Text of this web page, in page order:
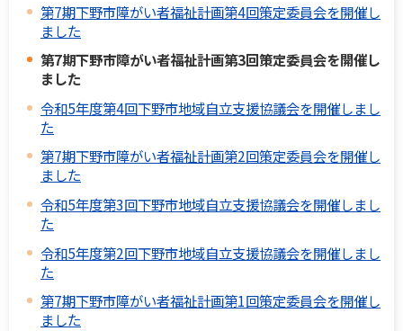
第7期下野市障がい者福祉計画第4回策定委員会を開催し
ました
第7期下野市障がい者福祉計画第3回策定委員会を開催し
ました
令和5年度第4回下野市地域自立支援協議会を開催しまし
た
第7期下野市障がい者福祉計画第2回策定委員会を開催し
ました
令和5年度第3回下野市地域自立支援協議会を開催しまし
た
令和5年度第2回下野市地域自立支援協議会を開催しまし
た
第7期下野市障がい者福祉計画第1回策定委員会を開催し
ました